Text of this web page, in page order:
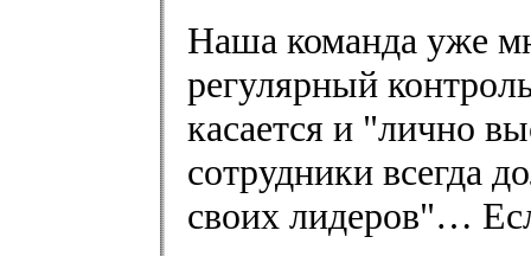
Наша команда уже
регулярный
касается и "лично
сотрудники всегда
своих лидеров"…